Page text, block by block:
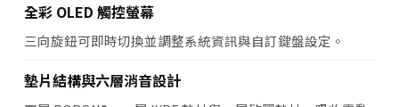
全彩 OLED 觸控螢幕
三向旋鈕可即時切換並調整系統資訊與自訂鍵盤設定。
墊片結構與六層消音設計